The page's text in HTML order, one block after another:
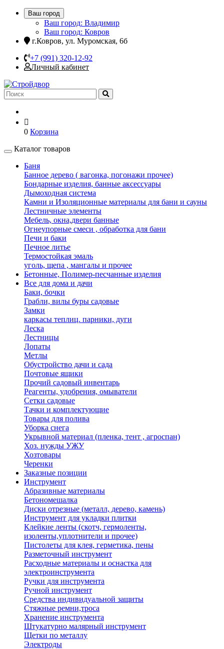
Ваш город
Ваш город: Владимир
Ваш город: Ковров
г.Ковров, ул. Муромская, 6б
+7 (991) 320-12-92
Личный кабинет
0 Корзина
Каталог товаров
Баня
Банное дерево ( вагонка, погонажи прочее)
Бондарные изделия, банные аксессуары
Дымоходная система
Камни и Изоляционные материалы для бани и сауны
Лестничные элементы
Мебель, окна,двери банные
Огнеупорные смеси , обработка для бани
Печи и баки
Печное литье
Термостойкая эмаль
уголь, щепа , мангалы и прочее
Бетонные, Полимер-песчанные изделия
Все для дома и дачи
Баки, бочки
Грабли, вилы буры садовые
Замки
каркасы теплиц. парники, дуги
Леска
Лестницы
Лопаты
Метлы
Обустройство дачи и сада
Почтовые ящики
Прочий садовый инвентарь
Реагенты, удобрения, омыватели
Сетки садовые
Тачки и комплектующие
Товары для полива
Уборка снега
Укрывной материал (пленка, тент , агроспан)
Хоз. нужды УЖУ
Хозтовары
Черенки
Заказные позиции
Инструмент
Абразивные материалы
Бетономешалка
Диски отрезные (металл, дерево, камень)
Инструмент для укладки плитки
Клейкие ленты (скотч, гермоленты,
изоленты,уплотнители и прочее)
Пистолеты для клея, герметика, пены
Разметочный инструмент
Расходные материалы и оснастка для
электроинструмента
Ручки для инструмента
Ручной инструмент
Средства индивидуальной защиты
Стяжные ремни,троса
Хранение инструмента
Штукатурно малярный инструмент
Щетки по металлу
Электроды